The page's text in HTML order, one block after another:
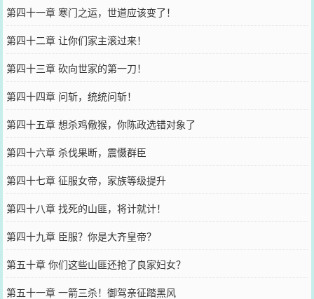
第四十一章 寒门之运，世道应该变了！
第四十二章 让你们家主滚过来！
第四十三章 砍向世家的第一刀！
第四十四章 问斩，统统问斩！
第四十五章 想杀鸡儆猴，你陈政选错对象了
第四十六章 杀伐果断，震慑群臣
第四十七章 征服女帝，家族等级提升
第四十八章 找死的山匪，将计就计！
第四十九章 臣服？你是大齐皇帝？
第五十章 你们这些山匪还抢了良家妇女？
第五十一章 一箭三杀！御驾亲征踏黑风